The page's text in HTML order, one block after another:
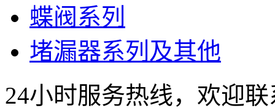
蝶阀系列
堵漏器系列及其他
24小时服务热线，欢迎